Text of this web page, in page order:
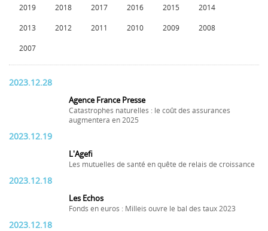
2019 2018 2017 2016 2015 2014
2013 2012 2011 2010 2009 2008
2007
2023.12.28
Agence France Presse
Catastrophes naturelles : le coût des assurances
augmentera en 2025
2023.12.19
L'Agefi
Les mutuelles de santé en quête de relais de croissance
2023.12.18
Les Echos
Fonds en euros : Milleis ouvre le bal des taux 2023
2023.12.18